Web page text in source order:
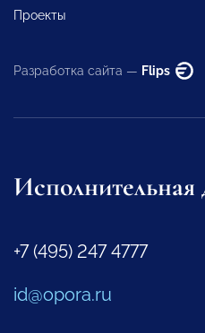
Проекты
Разработка сайта — Flips
Исполнительная
+7 (495) 247 4777
id@opora.ru